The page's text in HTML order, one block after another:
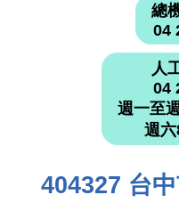
總
04
人
04
週一至
週
404327 台